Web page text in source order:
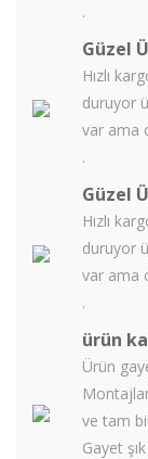
.
Güzel
Hızlı
duruyor
var ama
.
Güzel
Hızlı
duruyor
var ama
.
ürün
Ürün
ve tam
Gayet